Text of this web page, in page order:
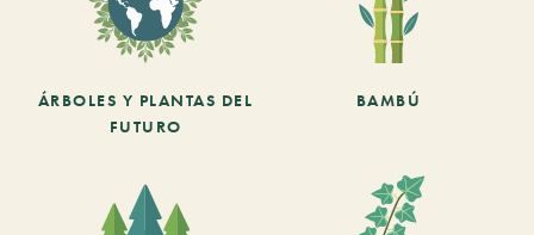
ÁRBOLES Y PLANTAS DEL
FUTURO
BAMBÚ